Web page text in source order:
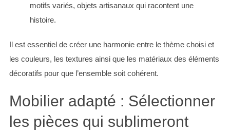
motifs variés, objets artisanaux qui racontent une
histoire.
Il est essentiel de créer une harmonie entre le thème choisi et
les couleurs, les textures ainsi que les matériaux des éléments
décoratifs pour que l’ensemble soit cohérent.
Mobilier adapté : Sélectionner
les pièces qui sublimeront